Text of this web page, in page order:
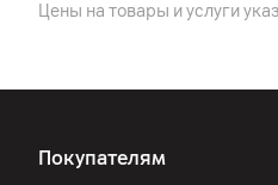
Цены на товары и услуги
Покупателям